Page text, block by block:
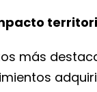
más